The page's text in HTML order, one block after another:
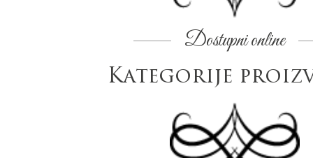
Dostupni online
Kategorije